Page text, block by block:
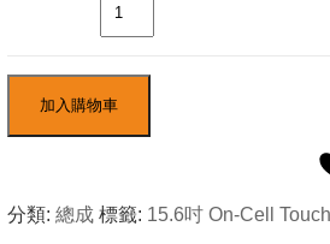
加入購物車
分類:總成 標籤: 15.6吋 On-Cell Touch